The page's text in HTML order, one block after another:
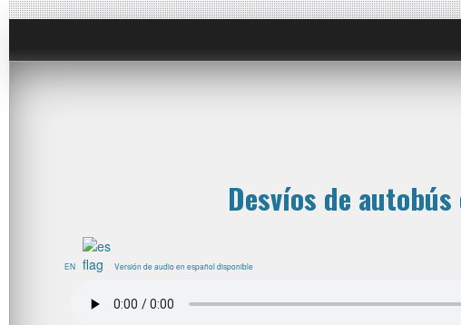
Desvíos de
EN Versión de audio en español disponible